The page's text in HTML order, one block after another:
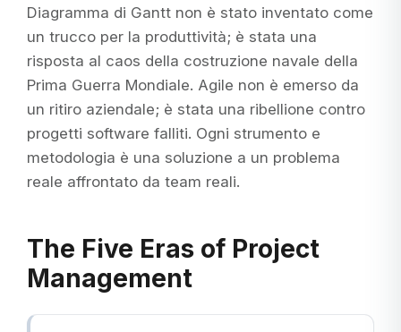
Diagramma di Gantt non è stato inventato come
un trucco per la produttività; è stata una
risposta al caos della costruzione navale della
Prima Guerra Mondiale. Agile non è emerso da
un ritiro aziendale; è stata una ribellione contro
progetti software falliti. Ogni strumento e
metodologia è una soluzione a un problema
reale affrontato da team reali.
The Five Eras of Project
Management